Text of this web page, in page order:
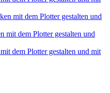
mit dem Plotter gestalten und
mit dem Plotter gestalten und
dem Plotter gestalten und mit